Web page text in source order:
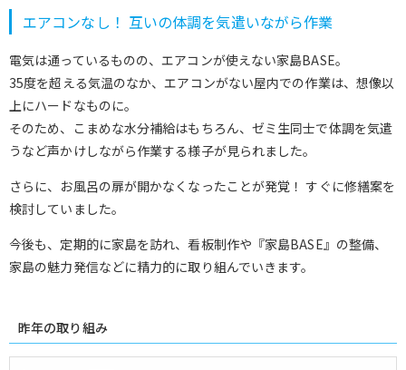
エアコンなし！ 互いの体調を気遣いながら作業
電気は通っているものの、エアコンが使えない家島BASE。
35度を超える気温のなか、エアコンがない屋内での作業は、想像以
上にハードなものに。
そのため、こまめな水分補給はもちろん、ゼミ生同士で体調を気遣
うなど声かけしながら作業する様子が見られました。
さらに、お風呂の扉が開かなくなったことが発覚！ すぐに修繕案を
検討していました。
今後も、定期的に家島を訪れ、看板制作や『家島BASE』の整備、
家島の魅力発信などに精力的に取り組んでいきます。
昨年の取り組み